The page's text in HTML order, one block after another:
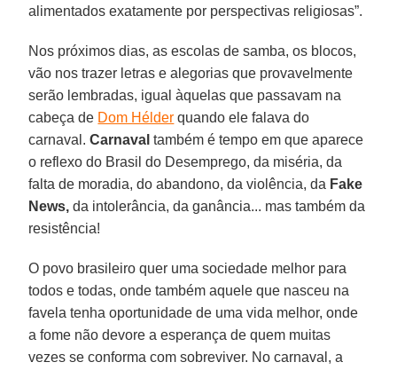
alimentados exatamente por perspectivas religiosas”.
Nos próximos dias, as escolas de samba, os blocos,
vão nos trazer letras e alegorias que provavelmente
serão lembradas, igual àquelas que passavam na
cabeça de Dom Hélder quando ele falava do
carnaval.Carnaval também é tempo em que aparece
o reflexo do Brasil do Desemprego, da miséria, da
falta de moradia, do abandono, da violência, da Fake
News, da intolerância, da ganância... mas também da
resistência!
O povo brasileiro quer uma sociedade melhor para
todos e todas, onde também aquele que nasceu na
favela tenha oportunidade de uma vida melhor, onde
a fome não devore a esperança de quem muitas
vezes se conforma com sobreviver. No carnaval, a